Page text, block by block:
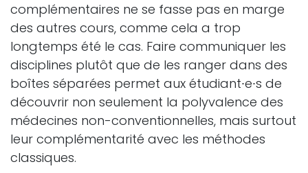
complémentaires ne se fasse pas en marge
des autres cours, comme cela a trop
longtemps été le cas. Faire communiquer les
disciplines plutôt que de les ranger dans des
boîtes séparées permet aux étudiant∙e∙s de
découvrir non seulement la polyvalence des
médecines non-conventionnelles, mais surtout
leur complémentarité avec les méthodes
classiques.